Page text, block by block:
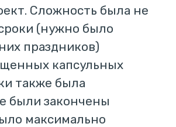
Сложность была не
(нужно было
праздников)
капсульных
также была
были закончены
максимально